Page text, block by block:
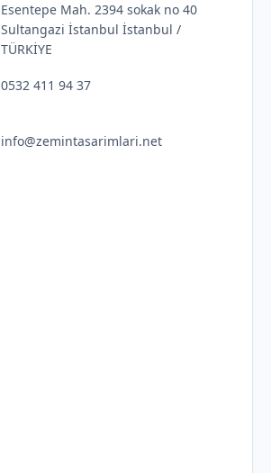
Esentepe Mah. 2394 sokak no 40
Sultangazi İstanbul İstanbul /
TÜRKİYE
0532 411 94 37
info@zemintasarimlari.net